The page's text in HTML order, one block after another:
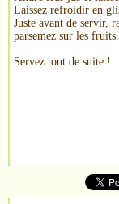
Laissez refroidir en
Juste avant de servir,
parsemez sur les fruits.
Servez tout de suite !